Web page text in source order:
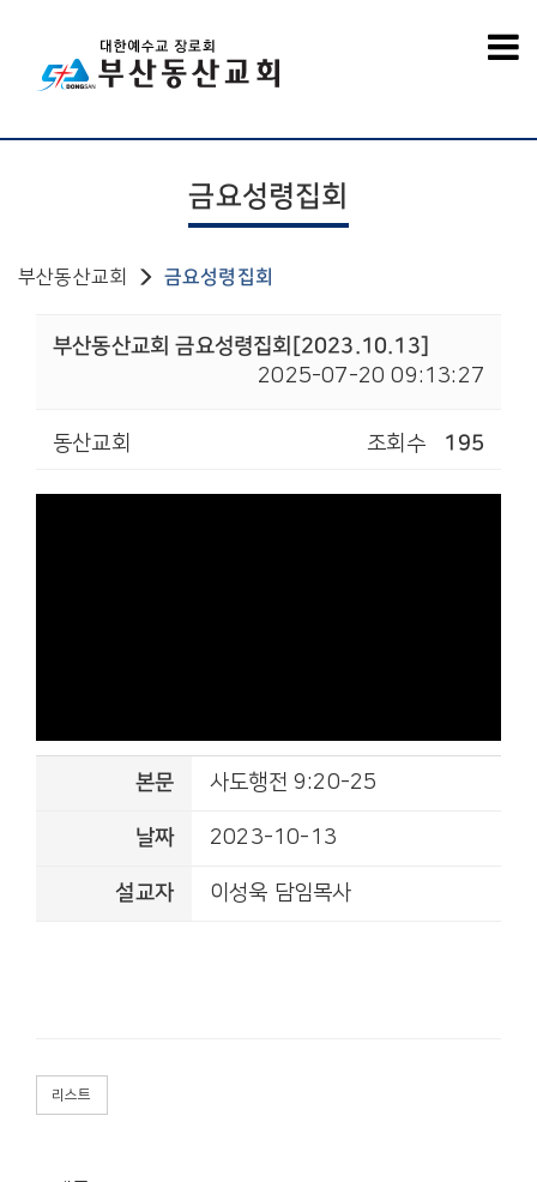
금요성령집회
부산동산교회 금요성령집회
부산동산교회 금요성령집회[2023.10.13]
2025-07-20 09:13:27
동산교회 조회수 195
본문 사도행전 9:20-25
날짜 2023-10-13
설교자 이성욱 담임목사
리스트